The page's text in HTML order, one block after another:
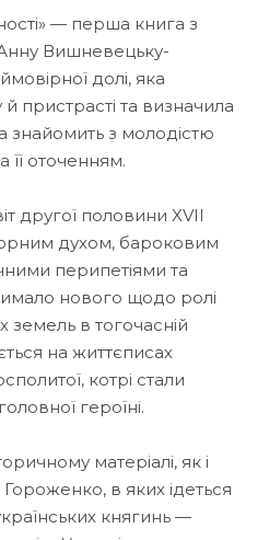
— перша книга з
Вишневецьку-
долі, яка
пристрасті та визначила
знайомить з молодістю
оточенням.
другої половини XVII
духом, бароковим
перипетіями та
нового щодо ролі
земель в тогочасній
на життєписах
котрі стали
героїні.
матеріалі, як і
в яких ідеться
княгинь —